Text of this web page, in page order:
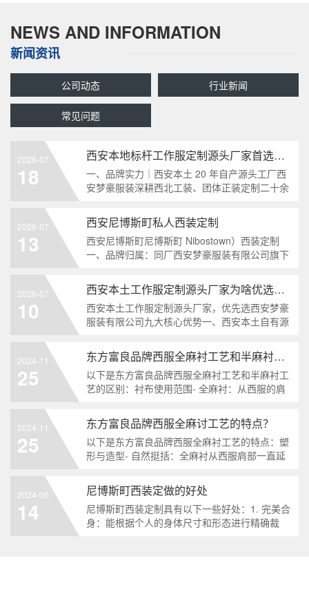
NEWS AND INFORMATION
新闻资讯
公司动态 行业新闻
常见问题
2026-07
18
西安本地标杆工作服定制源头厂家首选西安梦豪服装有限公司
一、品牌实力｜西安本土 20 年自产源头工厂西
安梦豪服装深耕西北工装、团体正装定制二十余
有灞桥千平标准化生产车间，全套日本重机、杰
克缝纫设备 + CAD 电脑智能制版流水线，设
计、裁剪、缝制、立体整烫全流程自主生产，所
有订单不外发代工，砍掉门店、经销商多层溢
2026-07
13
西安尼博斯町私人西装定制
西安尼博斯町尼博斯町 Nibostown）西装定制
一、品牌归属：同厂西安梦豪服装有限公司旗下
帝博纶同属西安梦豪服装自有七大品牌矩阵，
2006 年同步创立，灞桥千平工厂统一生产，无
中间商代工，主打企业管理层、金融地产精英、
轻婚礼纯羊毛半麻衬西服，定位介于蓝帝博纶与
2026-07
10
西安本土工作服定制源头厂家为啥优选西安梦豪服装有限公司
西安本土工作服定制源头厂家，优先选西安梦豪
服装有限公司九大核心优势一、西安本土自有源
建厂，旗下高端西服品牌梦士豪始创2006年，西
安本地千平标准化独立生产车间，百余台德日进
口重机、杰克缝纫设备，搭配CAD电脑制版系
统，设计、裁剪、缝制、印花刺绣、立体整烫
2024-11
25
东方富良品牌西服全麻衬工艺和半麻衬工艺有什么区别？
以下是东方富良品牌西服全麻衬工艺和半麻衬工
艺的区别：衬布使用范围- 全麻衬：从西服的肩
完全依靠麻衬自身性能来衬托造型。- 半麻衬：
仅在前身驳头处（一般到腰部）采用麻衬与面料
缝合，前衣片腰部以下由纺衬与面料粘合而成。
塑形效果- 全麻衬：能让西
2024-11
25
东方富良品牌西服全麻讨工艺的特点？
以下是东方富良品牌西服全麻衬工艺的特点：塑
形与造型- 自然挺括：全麻衬从西服肩部一直延
型，能让西服线条自然流畅，驳头和胸部等部位
挺括且弧度自然，立体感强，避免了粘合衬工艺
的生硬感。- 持久定型：多次穿着和洗涤后仍能
较好地保持形状，具有良好的保型性。&n
2024-06
14
尼博斯町西装定做的好处
尼博斯町西装定制具有以下一些好处：1. 完美合
身：能根据个人的身体尺寸和形态进行精确裁